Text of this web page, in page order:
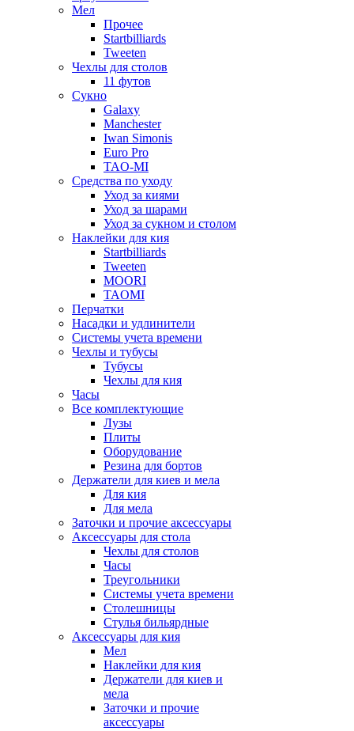
Мел
Прочее
Startbilliards
Tweeten
Чехлы для столов
11 футов
Сукно
Galaxy
Manchester
Iwan Simonis
Euro Pro
TAO-MI
Средства по уходу
Уход за киями
Уход за шарами
Уход за сукном и столом
Наклейки для кия
Startbilliards
Tweeten
MOORI
TAOMI
Перчатки
Насадки и удлинители
Системы учета времени
Чехлы и тубусы
Тубусы
Чехлы для кия
Часы
Все комплектующие
Лузы
Плиты
Оборудование
Резина для бортов
Держатели для киев и мела
Для кия
Для мела
Заточки и прочие аксессуары
Аксессуары для стола
Чехлы для столов
Часы
Треугольники
Системы учета времени
Столешницы
Стулья бильярдные
Аксессуары для кия
Мел
Наклейки для кия
Держатели для киев и
мела
Заточки и прочие
аксессуары